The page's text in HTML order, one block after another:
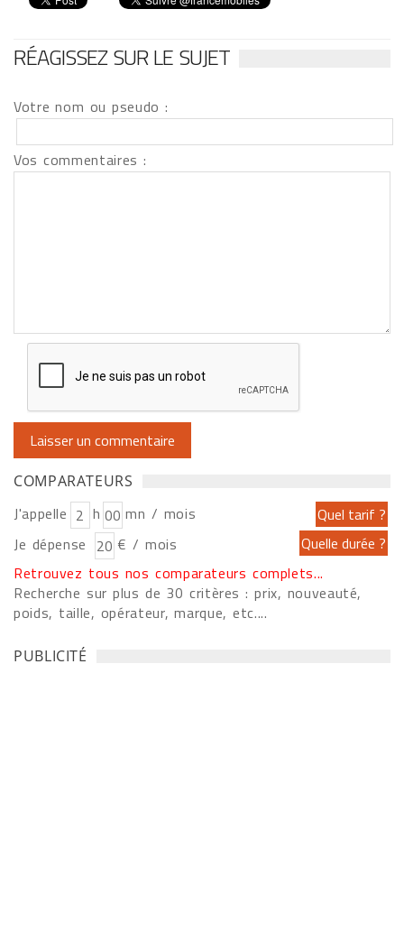
RÉAGISSEZ SUR LE SUJET
Votre nom ou pseudo :
Vos commentaires :
COMPARATEURS
J'appelle h
mn / mois
Je dépense
€ / mois
Retrouvez tous nos comparateurs complets...
Recherche sur plus de 30 critères : prix, nouveauté,
poids, taille, opérateur, marque, etc....
PUBLICITÉ